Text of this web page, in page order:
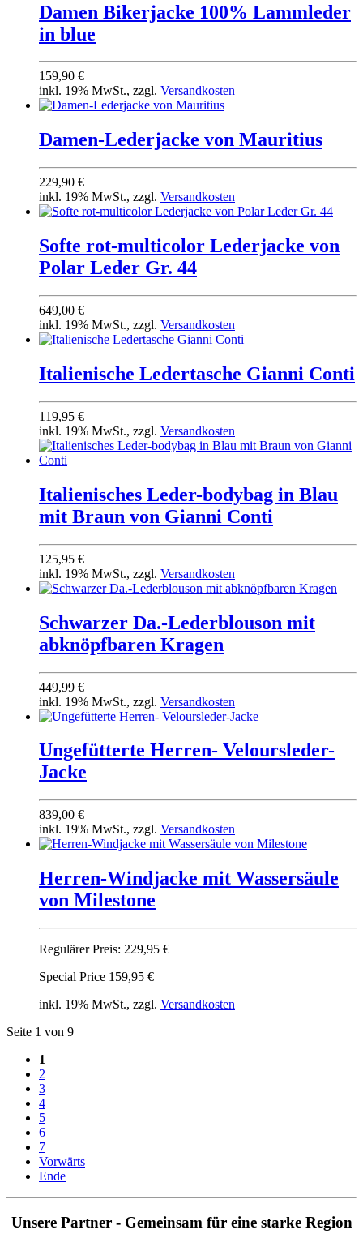
Damen Bikerjacke 100% Lammleder
in blue
159,90 €
inkl. 19% MwSt., zzgl. Versandkosten
Damen-Lederjacke von Mauritius
229,90 €
inkl. 19% MwSt., zzgl. Versandkosten
Softe rot-multicolor Lederjacke von
Polar Leder Gr. 44
649,00 €
inkl. 19% MwSt., zzgl. Versandkosten
Italienische Ledertasche Gianni Conti
119,95 €
inkl. 19% MwSt., zzgl. Versandkosten
Italienisches Leder-bodybag in Blau
mit Braun von Gianni Conti
125,95 €
inkl. 19% MwSt., zzgl. Versandkosten
Schwarzer Da.-Lederblouson mit
abknöpfbaren Kragen
449,99 €
inkl. 19% MwSt., zzgl. Versandkosten
Ungefütterte Herren- Veloursleder-
Jacke
839,00 €
inkl. 19% MwSt., zzgl. Versandkosten
Herren-Windjacke mit Wassersäule
von Milestone
Regulärer Preis: 229,95 €
Special Price 159,95 €
inkl. 19% MwSt., zzgl. Versandkosten
Seite 1 von 9
1
2
3
4
5
6
7
Vorwärts
Ende
Unsere Partner - Gemeinsam für eine starke Region